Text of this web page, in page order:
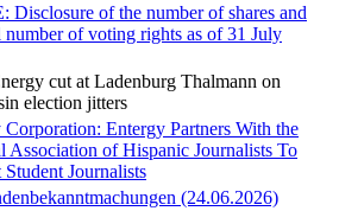
Disclosure of the number of shares and
number of voting rights as of 31 July
cut at Ladenburg Thalmann on
election jitters
Corporation: Entergy Partners With the
Association of Hispanic Journalists To
Student Journalists
(24.06.2026)